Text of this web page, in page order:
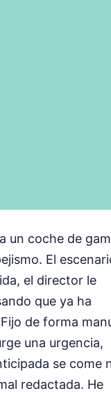
un coche de
El
el director le
que ya ha
de forma
una urgencia,
se come
redactada. He